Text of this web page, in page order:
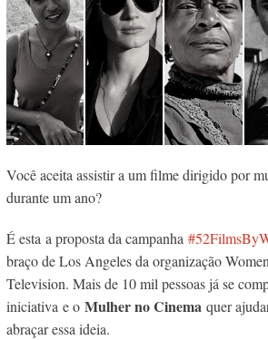
Você aceita assistir a um filme dirigido por
durante um ano?
É esta a proposta da campanha
braço de Los Angeles da organização
Television. Mais de 10 mil pessoas já se
iniciativa e o Mulher no Cinema quer
abraçar essa ideia.